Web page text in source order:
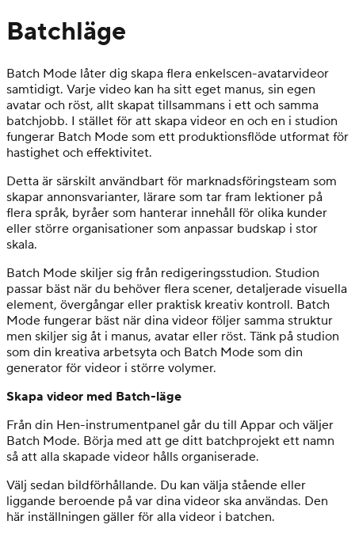
Batchläge
Batch Mode låter dig skapa flera enkelscen-avatarvideor
samtidigt. Varje video kan ha sitt eget manus, sin egen
avatar och röst, allt skapat tillsammans i ett och samma
batchjobb. I stället för att skapa videor en och en i studion
fungerar Batch Mode som ett produktionsflöde utformat för
hastighet och effektivitet.
Detta är särskilt användbart för marknadsföringsteam som
skapar annonsvarianter, lärare som tar fram lektioner på
flera språk, byråer som hanterar innehåll för olika kunder
eller större organisationer som anpassar budskap i stor
skala.
Batch Mode skiljer sig från redigeringsstudion. Studion
passar bäst när du behöver flera scener, detaljerade visuella
element, övergångar eller praktisk kreativ kontroll. Batch
Mode fungerar bäst när dina videor följer samma struktur
men skiljer sig åt i manus, avatar eller röst. Tänk på studion
som din kreativa arbetsyta och Batch Mode som din
generator för videor i större volymer.
Skapa videor med Batch-läge
Från din Hen-instrumentpanel går du till Appar och väljer
Batch Mode. Börja med att ge ditt batchprojekt ett namn
så att alla skapade videor hålls organiserade.
Välj sedan bildförhållande. Du kan välja stående eller
liggande beroende på var dina videor ska användas. Den
här inställningen gäller för alla videor i batchen.